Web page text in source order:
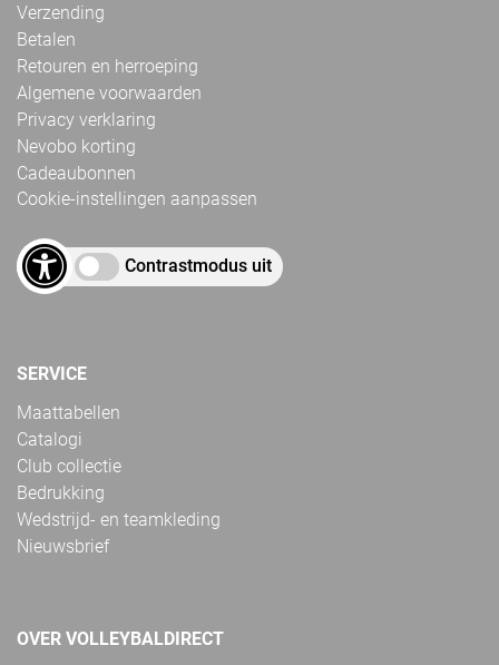
Verzending
Betalen
Retouren en herroeping
Algemene voorwaarden
Privacy verklaring
Nevobo korting
Cadeaubonnen
Cookie-instellingen aanpassen
Contrastmodus uit
SERVICE
Maattabellen
Catalogi
Club collectie
Bedrukking
Wedstrijd- en teamkleding
Nieuwsbrief
OVER VOLLEYBALDIRECT